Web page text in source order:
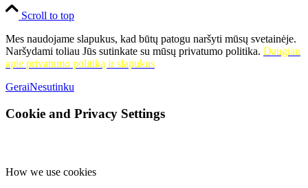
Scroll to top
Mes naudojame slapukus, kad būtų patogu naršyti mūsų svetainėje.
Naršydami toliau Jūs sutinkate su mūsų privatumo politika. Daugiau
apie privatumo politiką ir slapukus
GeraiNesutinku
Cookie and Privacy Settings
How we use cookies